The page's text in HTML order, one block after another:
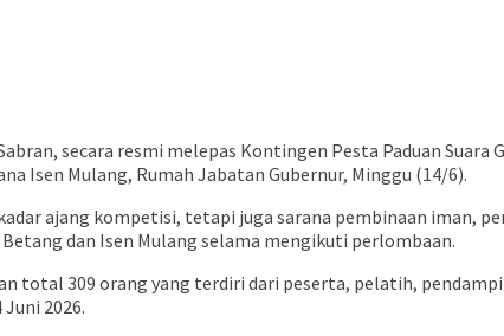
, secara resmi melepas Kontingen Pesta Paduan
Isen Mulang, Rumah Jabatan Gubernur, Minggu (14/6).
ajang kompetisi, tetapi juga sarana pembinaan iman,
dan Isen Mulang selama mengikuti perlombaan.
309 orang yang terdiri dari peserta, pelatih,
2026.